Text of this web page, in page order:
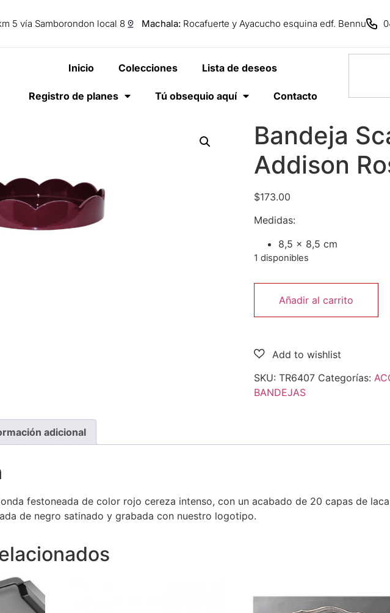
5 vía Samborondon local 8 Machala: Rocafuerte y Ayacucho esquina edf. Bennu
Inicio Colecciones Lista de deseos
Registro de planes Tú obsequio aquí Contacto
Bandeja
Addison
$173.00
Medidas:
8,5 x 8,5 cm
1 disponibles
Añadir al carrito
SKU: TR6407 Categorías:
BANDEJAS
adicional
festoneada de color rojo cereza intenso, con un acabado de 20 capas de
de negro satinado y grabada con nuestro logotipo.